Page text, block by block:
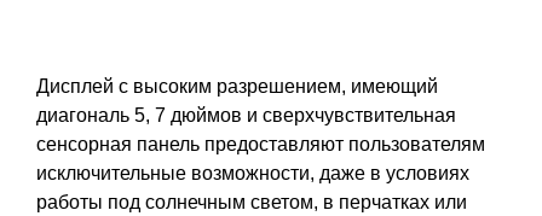
Дисплей с высоким разрешением, имеющий
диагональ 5, 7 дюймов и сверхчувствительная
сенсорная панель предоставляют пользователям
исключительные возможности, даже в условиях
работы под солнечным светом, в перчатках или